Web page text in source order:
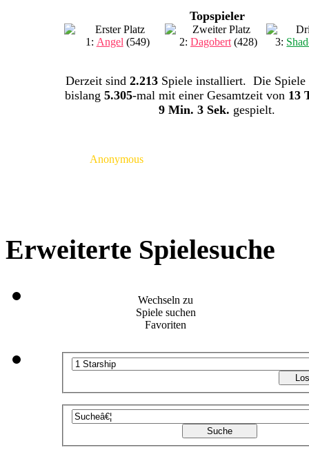
Topspieler
1: Angel (549) 2:Dagobert (428) 3:
Derzeit sind 2.213Spiele installiert. Die Spiele
bislang 5.305-mal mit einer Gesamtzeit von 13
9 Min. 3 Sek. gespielt.
Anonymous
Erweiterte Spielesuche
Wechseln zu
Spiele suchen
Favoriten